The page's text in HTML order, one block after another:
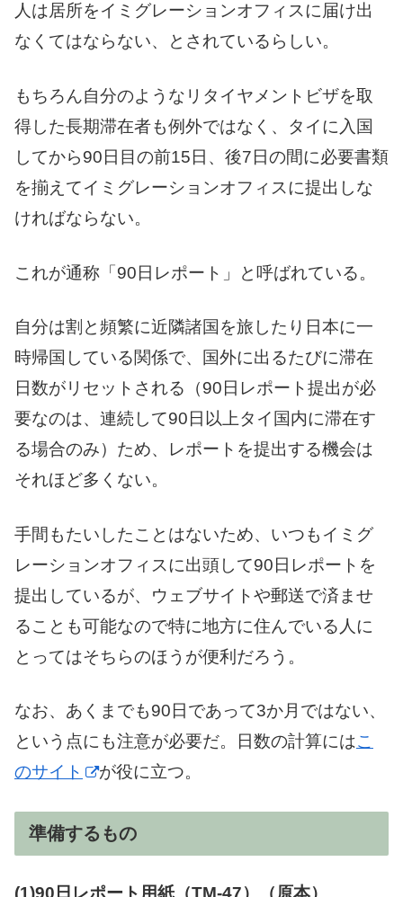
人は居所をイミグレーションオフィスに届け出
なくてはならない、とされているらしい。
もちろん自分のようなリタイヤメントビザを取
得した長期滞在者も例外ではなく、タイに入国
してから90日目の前15日、後7日の間に必要書類
を揃えてイミグレーションオフィスに提出しな
ければならない。
これが通称「90日レポート」と呼ばれている。
自分は割と頻繁に近隣諸国を旅したり日本に一
時帰国している関係で、国外に出るたびに滞在
日数がリセットされる（90日レポート提出が必
要なのは、連続して90日以上タイ国内に滞在す
る場合のみ）ため、レポートを提出する機会は
それほど多くない。
手間もたいしたことはないため、いつもイミグ
レーションオフィスに出頭して90日レポートを
提出しているが、ウェブサイトや郵送で済ませ
ることも可能なので特に地方に住んでいる人に
とってはそちらのほうが便利だろう。
なお、あくまでも90日であって3か月ではない、
という点にも注意が必要だ。日数の計算にはこ
のサイト
が役に立つ。
準備するもの
(1)90日レポート用紙（TM-47）（原本）